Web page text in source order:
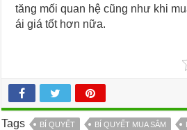
tăng mối quan hệ cũng như khi
ái giá tốt hơn nữa.
Tags BÍ QUYẾT BÍ QUYẾT MUA SẮM